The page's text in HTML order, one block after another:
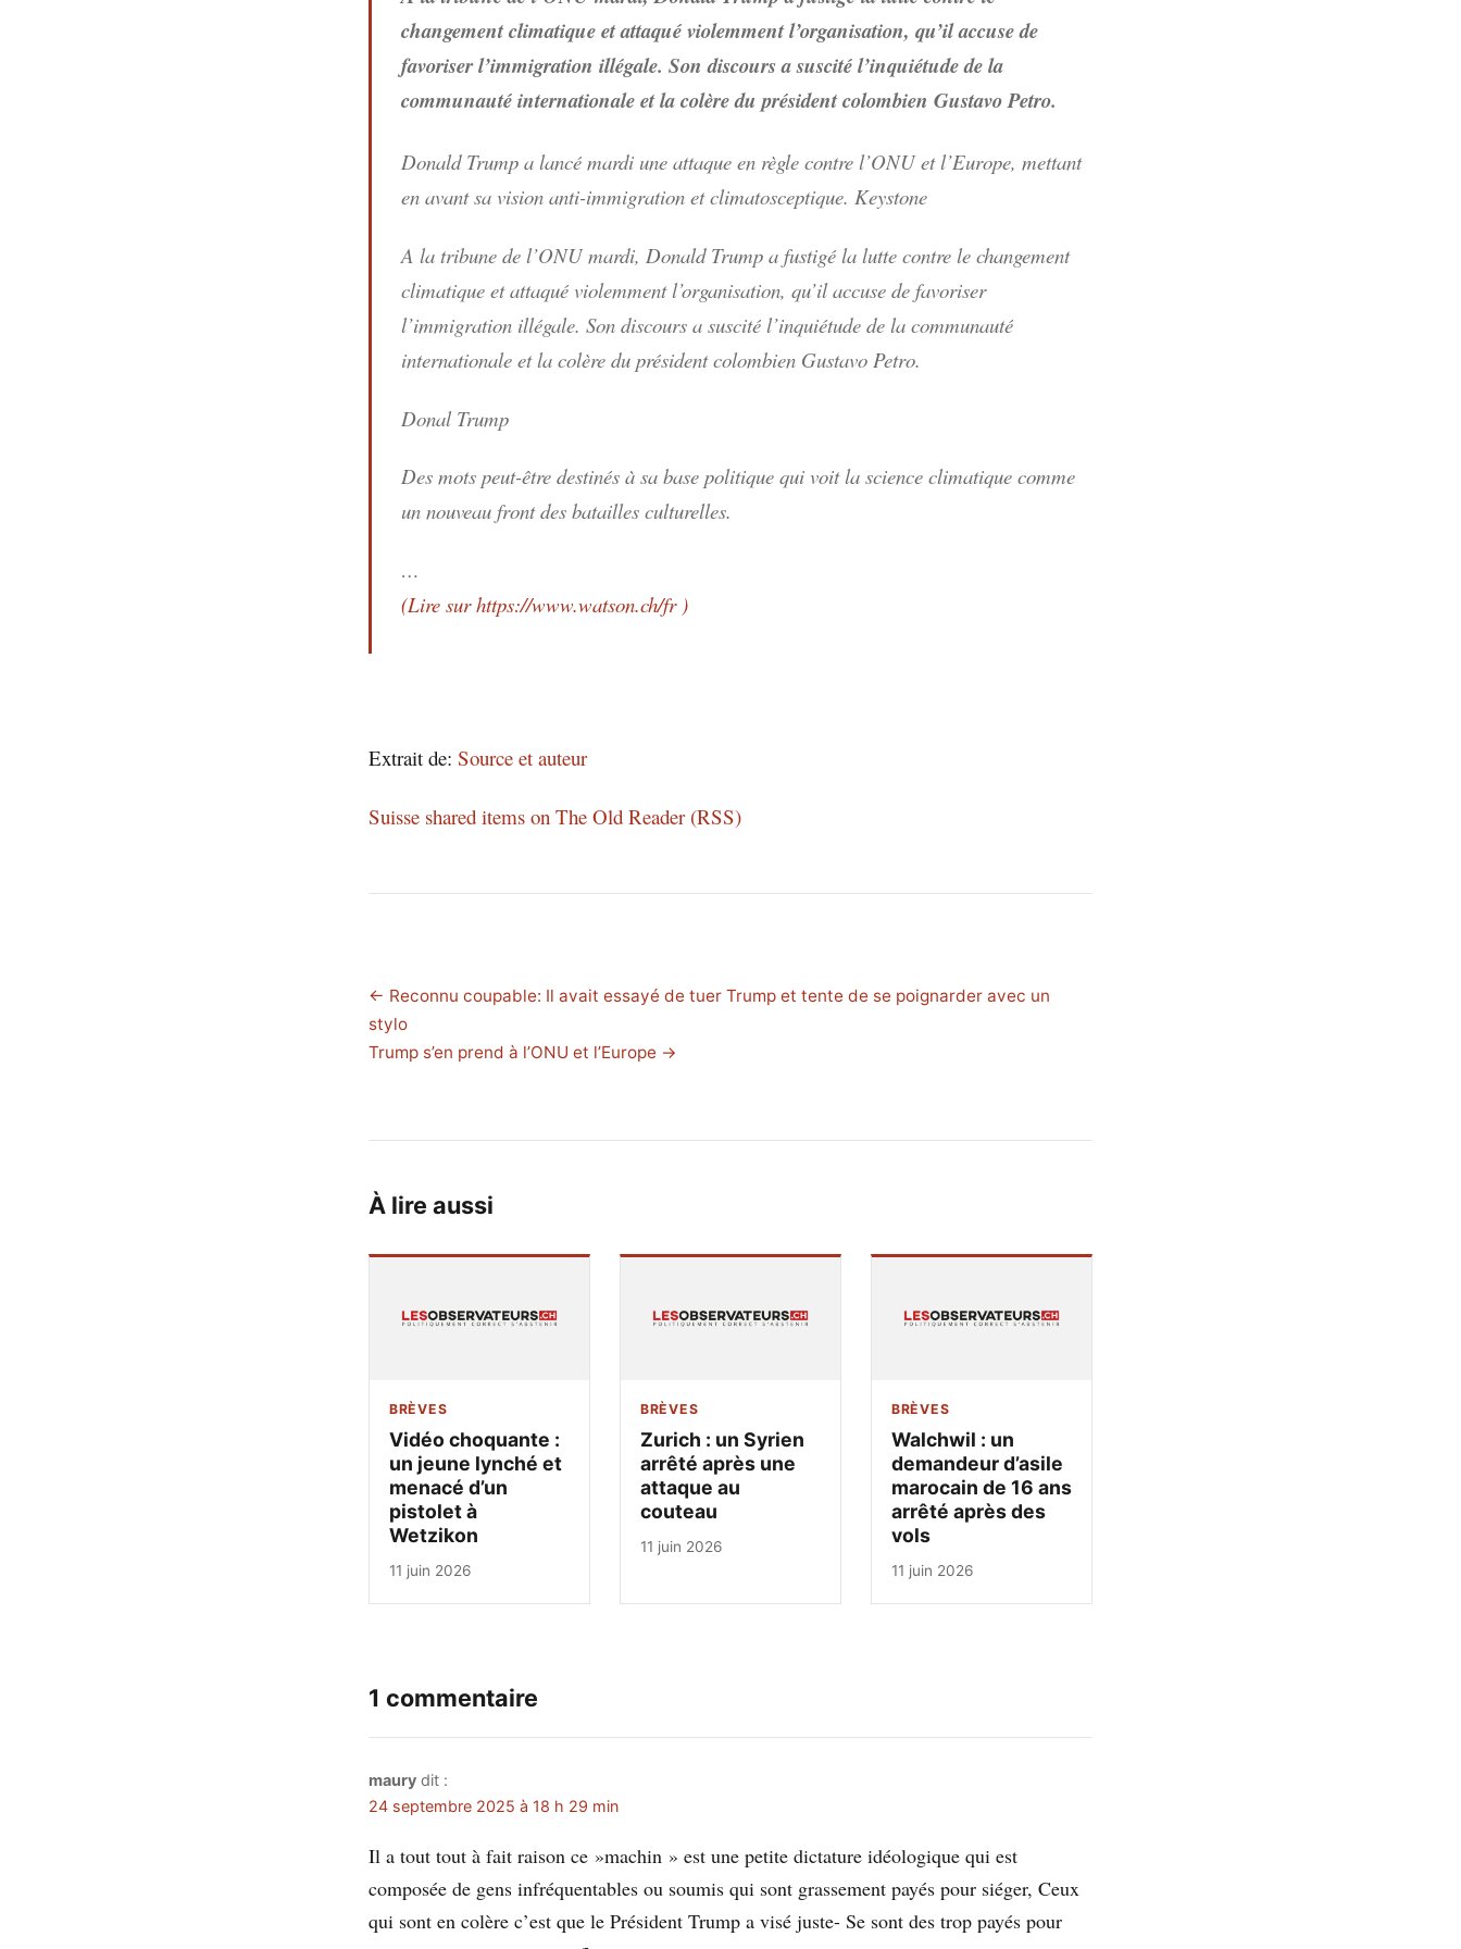
changement climatique et attaqué violemment l’organisation, qu’il accuse de
favoriser l’immigration illégale. Son discours a suscité l’inquiétude de la
communauté internationale et la colère du président colombien Gustavo Petro.
Donald Trump a lancé mardi une attaque en règle contre l’ONU et l’Europe, mettant
en avant sa vision anti-immigration et climatosceptique. Keystone
A la tribune de l’ONU mardi, Donald Trump a fustigé la lutte contre le changement
climatique et attaqué violemment l’organisation, qu’il accuse de favoriser
l’immigration illégale. Son discours a suscité l’inquiétude de la communauté
internationale et la colère du président colombien Gustavo Petro.
Donal Trump
Des mots peut-être destinés à sa base politique qui voit la science climatique comme
un nouveau front des batailles culturelles.
…
(Lire sur https://www.watson.ch/fr )
Extrait de: Source et auteur
Suisse shared items on The Old Reader (RSS)
← Reconnu coupable: Il avait essayé de tuer Trump et tente de se poignarder avec un
stylo
Trump s’en prend à l’ONU et l’Europe →
À lire aussi
BRÈVES
Vidéo choquante :
un jeune lynché et
menacé d’un
pistolet à
Wetzikon
11 juin 2026
BRÈVES
Zurich : un Syrien
arrêté après une
attaque au
couteau
11 juin 2026
BRÈVES
Walchwil : un
demandeur d’asile
marocain de 16 ans
arrêté après des
vols
11 juin 2026
1 commentaire
maury dit :
24 septembre 2025 à 18 h 29 min
Il a tout tout à fait raison ce »machin » est une petite dictature idéologique qui est
composée de gens infréquentables ou soumis qui sont grassement payés pour siéger, Ceux
qui sont en colère c’est que le Président Trump a visé juste- Se sont des trop payés pour